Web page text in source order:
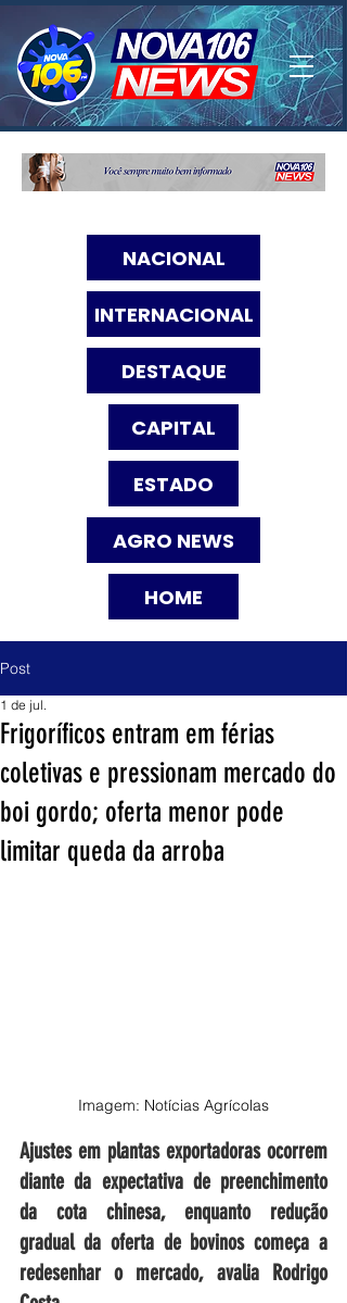
NACIONAL
INTERNACIONAL
DESTAQUE
CAPITAL
ESTADO
AGRO NEWS
HOME
Post
Frigoríficos entram em férias
coletivas e pressionam mercado do
boi gordo; oferta menor pode
limitar queda da arroba
1 de jul.
Imagem: Notícias Agrícolas
Ajustes em plantas exportadoras ocorrem
diante da expectativa de preenchimento
da cota chinesa, enquanto redução
gradual da oferta de bovinos começa a
redesenhar o mercado, avalia Rodrigo